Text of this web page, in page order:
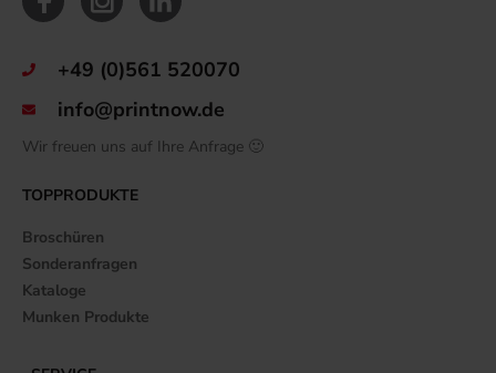
+49 (0)561 520070
info@printnow.de
Wir freuen uns auf Ihre Anfrage 🙂
TOPPRODUKTE
Broschüren
Sonderanfragen
Kataloge
Munken Produkte